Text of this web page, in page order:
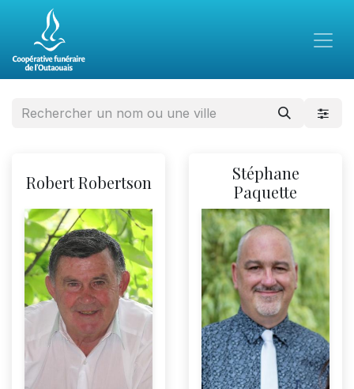
Robert Robertson
Stéphane
Paquette